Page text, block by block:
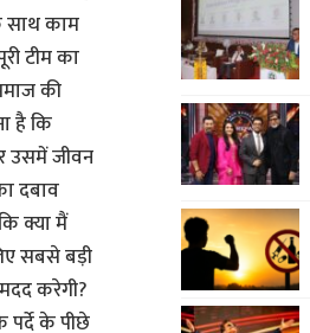
साथ काम
टीम का
की
है कि
उसमें जीवन
दबाव
क्या मैं
सबसे बड़ी
करेगी?
के पीछे